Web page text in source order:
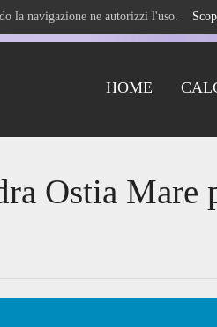
la navigazione ne autorizzi l'uso.
HOME
Ostia Mare